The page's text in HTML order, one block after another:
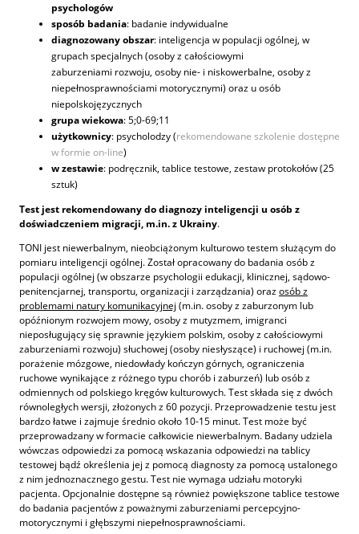
psychologów
sposób badania: badanie indywidualne
diagnozowany obszar: inteligencja w populacji ogólnej, w
grupach specjalnych (osoby z całościowymi
zaburzeniami rozwoju, osoby nie- i niskowerbalne, osoby z
niepełnosprawnościami motorycznymi) oraz u osób
niepolskojęzycznych
grupa wiekowa: 5;0-69;11
użytkownicy: psycholodzy (rekomendowane szkolenie dostępne
w formie on-line)
w zestawie: podręcznik, tablice testowe, zestaw protokołów (25
sztuk)
Test jest rekomendowany do diagnozy inteligencji u osób z
doświadczeniem migracji, m.in. z Ukrainy.
TONI jest niewerbalnym, nieobciążonym kulturowo testem służącym do
pomiaru inteligencji ogólnej. Został opracowany do badania osób z
populacji ogólnej (w obszarze psychologii edukacji, klinicznej, sądowo-
penitencjarnej, transportu, organizacji i zarządzania) orazosób z
problemami natury komunikacyjnej (m.in. osoby z zaburzonym lub
opóźnionym rozwojem mowy, osoby z mutyzmem, imigranci
nieposługujący się sprawnie językiem polskim, osoby z całościowymi
zaburzeniami rozwoju) słuchowej (osoby niesłyszące) i ruchowej (m.in.
porażenie mózgowe, niedowłady kończyn górnych, ograniczenia
ruchowe wynikające z różnego typu chorób i zaburzeń) lub osób z
odmiennych od polskiego kręgów kulturowych. Test składa się z dwóch
równoległych wersji, złożonych z 60 pozycji. Przeprowadzenie testu jest
bardzo łatwe i zajmuje średnio około 10-15 minut. Test może być
przeprowadzany w formacie całkowicie niewerbalnym. Badany udziela
wówczas odpowiedzi za pomocą wskazania odpowiedzi na tablicy
testowej bądź określenia jej z pomocą diagnosty za pomocą ustalonego
z nim jednoznacznego gestu. Test nie wymaga udziału motoryki
pacjenta. Opcjonalnie dostępne są również powiększone tablice testowe
do badania pacjentów z poważnymi zaburzeniami percepcyjno-
motorycznymi i głębszymi niepełnosprawnościami.